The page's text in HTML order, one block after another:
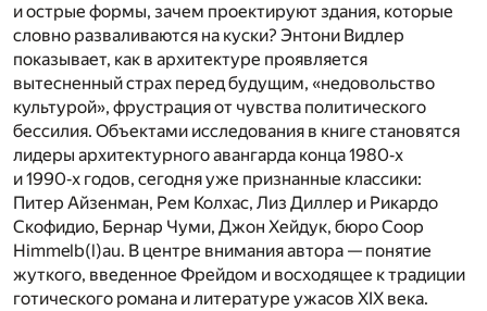
и острые формы, зачем проектируют здания, которые
словно разваливаются на куски? Энтони Видлер
показывает, как в архитектуре проявляется
вытесненный страх перед будущим, «недовольство
культурой», фрустрация от чувства политического
бессилия. Объектами исследования в книге становятся
лидеры архитектурного авангарда конца 1980‑х
и 1990‑х годов, сегодня уже признанные классики:
Питер Айзенман, Рем Колхас, Лиз Диллер и Рикардо
Скофидио, Бернар Чуми, Джон Хейдук, бюро Coop
Himmelb(l)au. В центре внимания автора — понятие
жуткого, введенное Фрейдом и восходящее к традиции
готического романа и литературе ужасов XIX века.